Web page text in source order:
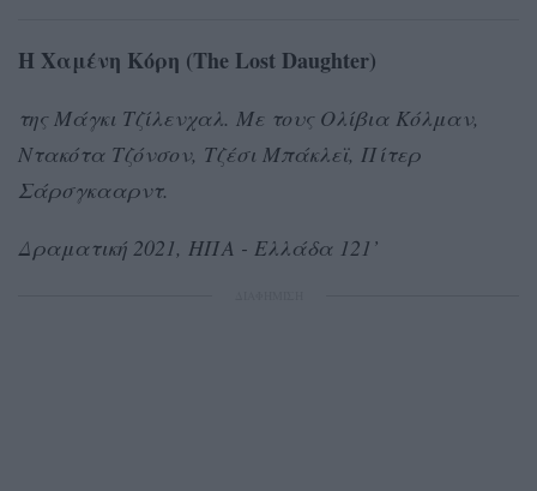
Η Χαμένη Κόρη (The Lost Daughter)
της Μάγκι Τζίλενχαλ. Με τους Ολίβια Κόλμαν,
Ντακότα Τζόνσον, Τζέσι Μπάκλεϊ, Πίτερ
Σάρσγκααρντ.
Δραματική 2021, ΗΠΑ - Ελλάδα 121’